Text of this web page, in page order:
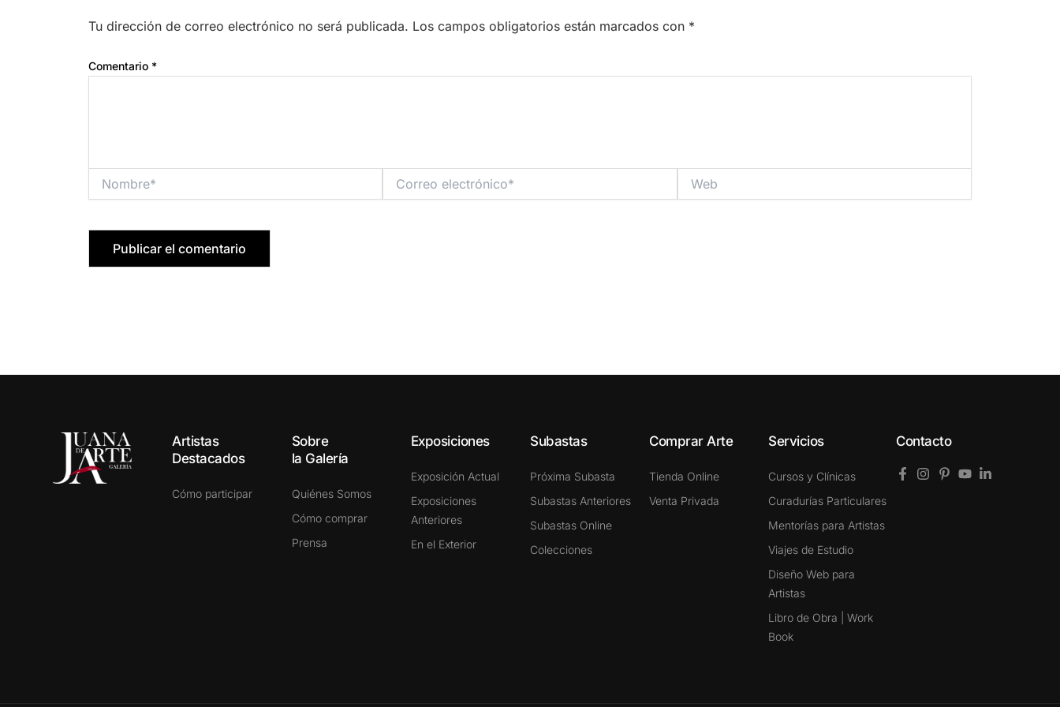
Tu dirección de correo electrónico no será publicada. Los campos obligatorios están marcados con *
Comentario *
Nombre* Web
Artistas
Destacados
Cómo participar
Sobre
la Galería
Quiénes Somos
Cómo comprar
Prensa
Exposiciones
Exposición Actual
Exposiciones
Anteriores
En el Exterior
Subastas
Próxima Subasta
Subastas Anteriores
Subastas Online
Colecciones
Comprar Arte
Tienda Online
Venta Privada
Servicios
Cursos y Clínicas
Curadurías Particulares
Mentorías para Artistas
Viajes de Estudio
Diseño Web para
Artistas
Libro de Obra | Work
Book
Contacto